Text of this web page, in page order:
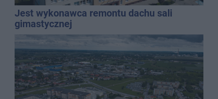
Jest wykonawca remontu dachu sali
gimastycznej